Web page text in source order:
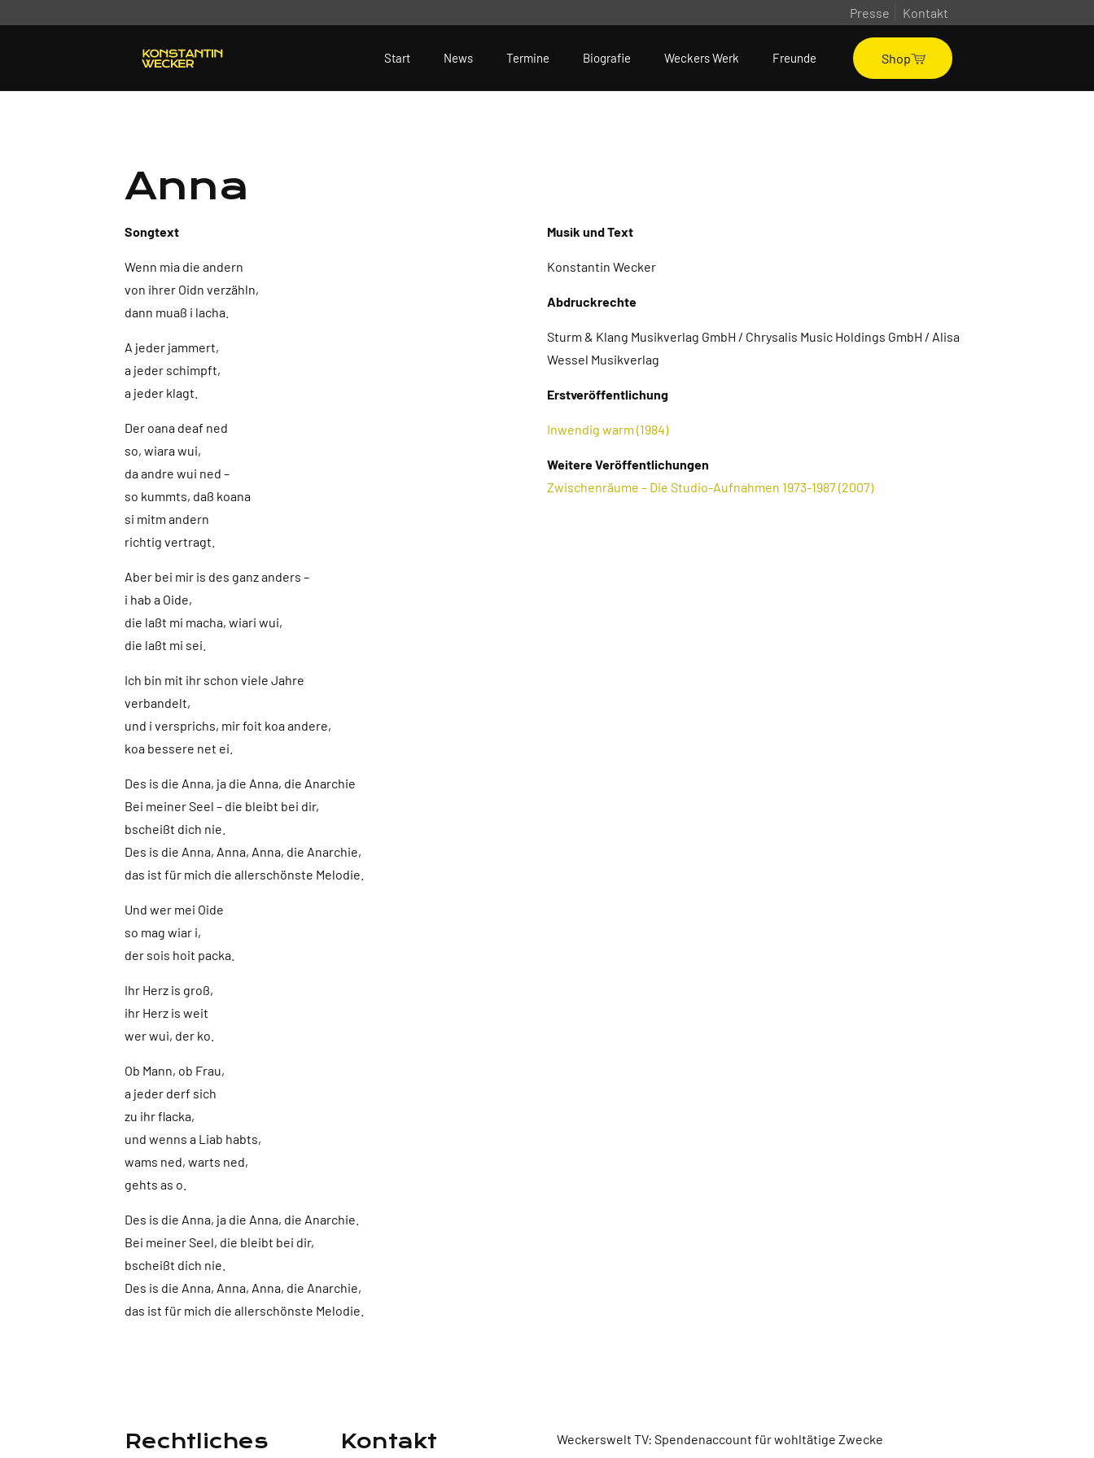
Presse Kontakt
Start News Termine Biografie Weckers Werk Freunde Shop
Anna
Songtext
Wenn mia die andern
von ihrer Oidn verzähln,
dann muaß i lacha.
A jeder jammert,
a jeder schimpft,
a jeder klagt.
Der oana deaf ned
so, wiara wui,
da andre wui ned –
so kummts, daß koana
si mitm andern
richtig vertragt.
Aber bei mir is des ganz anders –
i hab a Oide,
die laßt mi macha, wiari wui,
die laßt mi sei.
Ich bin mit ihr schon viele Jahre
verbandelt,
und i versprichs, mir foit koa andere,
koa bessere net ei.
Des is die Anna, ja die Anna, die Anarchie
Bei meiner Seel – die bleibt bei dir,
bscheißt dich nie.
Des is die Anna, Anna, Anna, die Anarchie,
das ist für mich die allerschönste Melodie.
Und wer mei Oide
so mag wiar i,
der sois hoit packa.
Ihr Herz is groß,
ihr Herz is weit
wer wui, der ko.
Ob Mann, ob Frau,
a jeder derf sich
zu ihr flacka,
und wenns a Liab habts,
wams ned, warts ned,
gehts as o.
Des is die Anna, ja die Anna, die Anarchie.
Bei meiner Seel, die bleibt bei dir,
bscheißt dich nie.
Des is die Anna, Anna, Anna, die Anarchie,
das ist für mich die allerschönste Melodie.
Musik und Text
Konstantin Wecker
Abdruckrechte
Sturm & Klang Musikverlag GmbH / Chrysalis Music Holdings GmbH / Alisa
Wessel Musikverlag
Erstveröffentlichung
Inwendig warm (1984)
Weitere Veröffentlichungen
Zwischenräume – Die Studio-Aufnahmen 1973-1987 (2007)
Rechtliches Kontakt Weckerswelt TV: Spendenaccount für wohltätige Zwecke